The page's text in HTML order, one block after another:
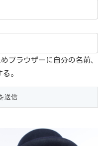
ブラウザーに自分の名前、
。